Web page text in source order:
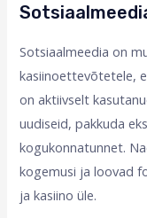
Sotsiaalmeedia on
kasiinoettevõtetele,
on aktiivselt
uudiseid, pakkuda
kogukonnatunnet.
kogemusi ja loovad
ja kasiino üle.